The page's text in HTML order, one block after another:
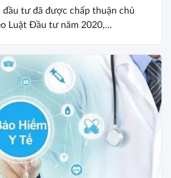
đầu tư đã được chấp thuận chủ
Luật Đầu tư năm 2020,...